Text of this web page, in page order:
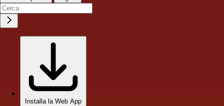
Installa la Web App